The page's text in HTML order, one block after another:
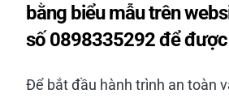
bằng biểu mẫu trên
số 0898335292 để
Để bắt đầu hành trình an toàn